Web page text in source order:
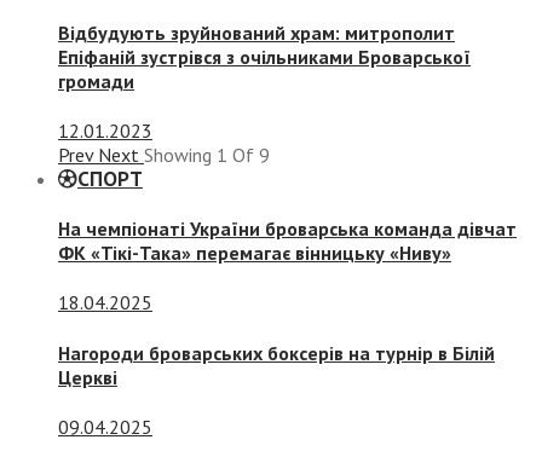
Відбудують зруйнований храм: митрополит
Епіфаній зустрівся з очільниками Броварської
громади
12.01.2023
Prev Next Showing 1 Of 9
СПОРТ
На чемпіонаті України броварська команда дівчат
ФК «Тікі-Така» перемагає вінницьку «Ниву»
18.04.2025
Нагороди броварських боксерів на турнір в Білій
Церкві
09.04.2025